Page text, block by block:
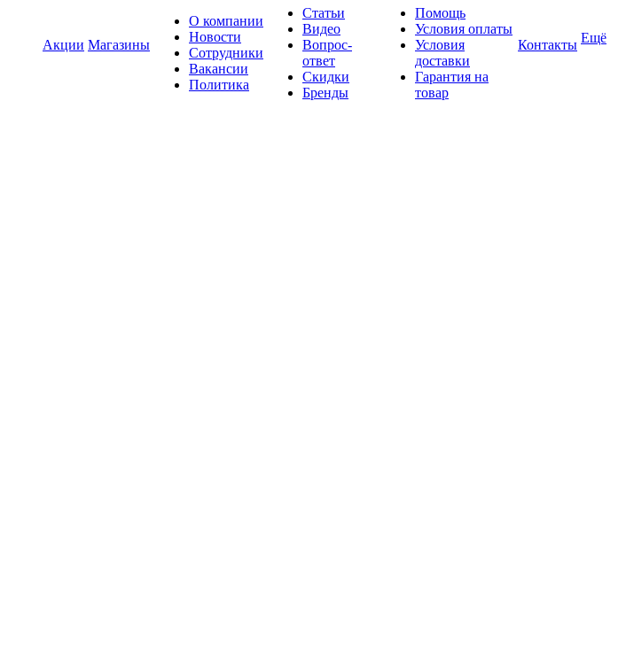
Акции Магазины
О компании
Новости
Сотрудники
Вакансии
Политика
Статьи
Видео
Вопрос-
ответ
Скидки
Бренды
Помощь
Условия оплаты
Условия
доставки
Гарантия на
товар
Контакты Ещё